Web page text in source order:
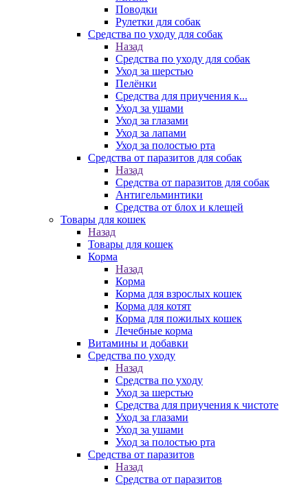
Поводки
Рулетки для собак
Средства по уходу для собак
Назад
Средства по уходу для собак
Уход за шерстью
Пелёнки
Средства для приучения к...
Уход за ушами
Уход за глазами
Уход за лапами
Уход за полостью рта
Средства от паразитов для собак
Назад
Средства от паразитов для собак
Антигельминтики
Средства от блох и клещей
Товары для кошек
Назад
Товары для кошек
Корма
Назад
Корма
Корма для взрослых кошек
Корма для котят
Корма для пожилых кошек
Лечебные корма
Витамины и добавки
Средства по уходу
Назад
Средства по уходу
Уход за шерстью
Средства для приучения к чистоте
Уход за глазами
Уход за ушами
Уход за полостью рта
Средства от паразитов
Назад
Средства от паразитов